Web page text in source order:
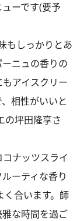
ーです(要予
もしっかりとあ
ニュの香りの
アイスクリー
相性がいいと
の坪田隆享さ
ナッツスライ
ーティな香り
く合います。師
な時間を過ご